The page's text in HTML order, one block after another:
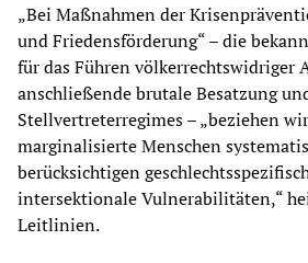
„Bei Maßnahmen der
und Friedensförderung“ – die
für das Führen völkerrechtswidriger
anschließende brutale Besatzung
Stellvertreterregimes – „beziehen
marginalisierte Menschen
berücksichtigen
intersektionale Vulnerabilitäten,“
Leitlinien.